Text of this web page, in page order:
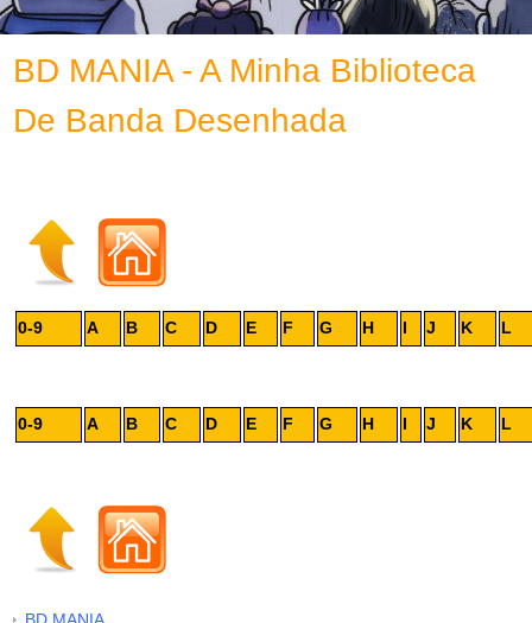
BD MANIA - A Minha Biblioteca
De Banda Desenhada
0-9 A B C D E F G H I J K L
0-9 A B C D E F G H I J K L